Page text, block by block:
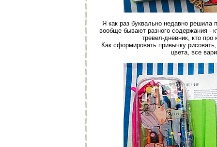
Я как раз буквально недавно решила
вообще бывают разного содержания -
тревел-дневник, кто про
Как сформировать привычку
цвета, все